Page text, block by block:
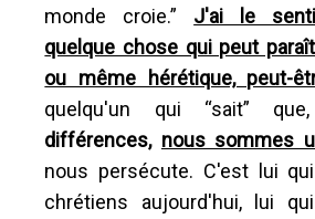
monde croie.” J'ai le
quelque chose qui peut
ou même hérétique, peut-
quelqu'un qui “sait”
différences, nous sommes
nous persécute. C'est lui
chrétiens aujourd'hui, lui